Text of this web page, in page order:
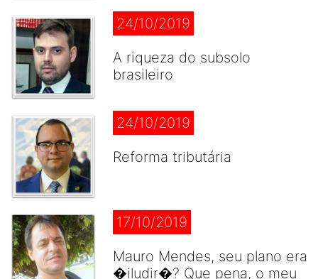
24/10/2019
A riqueza do subsolo
brasileiro
24/10/2019
Reforma tributária
17/10/2019
Mauro Mendes, seu plano era
�iludir�? Que pena, o meu